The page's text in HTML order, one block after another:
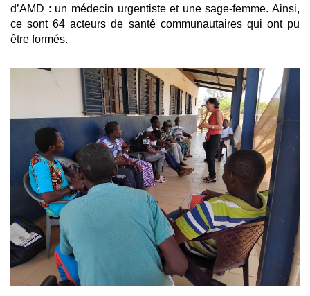
d’AMD : un médecin urgentiste et une sage-femme. Ainsi,
ce sont 64 acteurs de santé communautaires qui ont pu
être formés.